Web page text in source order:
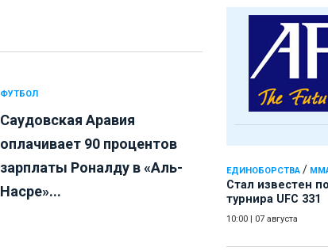
ЕДИНОБОРСТВА /
Стал известен
турнира UFC 331
10:00 07 августа
ФУТБОЛ
Саудовская Аравия
оплачивает 90 процентов
зарплаты Роналду в «Аль-
Насре»...